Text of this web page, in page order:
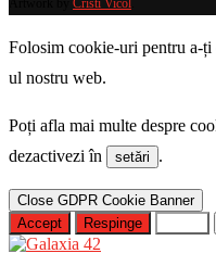
Cristi Vicol
Folosim cookie-uri pentru a-ți
ul nostru web.
Poți afla mai multe despre
dezactivezi în
setări .
Close GDPR Cookie Banner
Accept
Respinge